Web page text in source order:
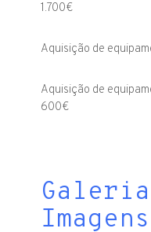
1.700€
Aquisição de
Aquisição de
600€
Imagens